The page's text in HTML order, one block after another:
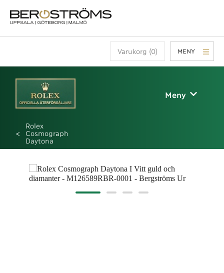
Varukorg (0) MENY
Meny
Rolex
Cosmograph
Daytona